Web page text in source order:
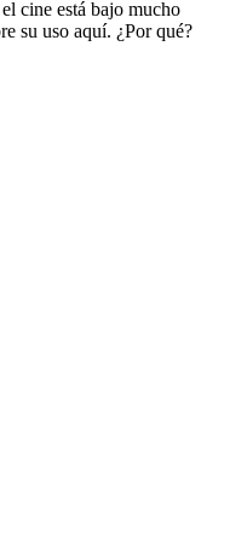
cine está bajo mucho
su uso aquí. ¿Por qué?